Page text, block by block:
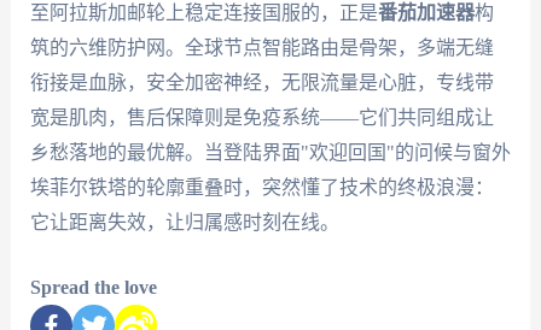
至阿拉斯加邮轮上稳定连接国服的，正是番茄加速器构
筑的六维防护网。全球节点智能路由是骨架，多端无缝
衔接是血脉，安全加密神经，无限流量是心脏，专线带
宽是肌肉，售后保障则是免疫系统——它们共同组成让
乡愁落地的最优解。当登陆界面"欢迎回国"的问候与窗外
埃菲尔铁塔的轮廓重叠时，突然懂了技术的终极浪漫：
它让距离失效，让归属感时刻在线。
Spread the love